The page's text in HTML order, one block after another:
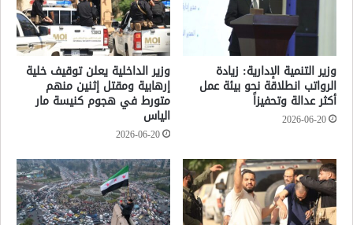
وزير التنمية الإدارية: زيادة
الرواتب انطلاقة نحو بيئة عمل
أكثر عدالة وتحفيزاً
2026-06-20
وزير الداخلية يعلن توقيف خلية
إرهابية ومقتل إثنين منهم
متورط في هجوم كنيسة مار
الياس
2026-06-20